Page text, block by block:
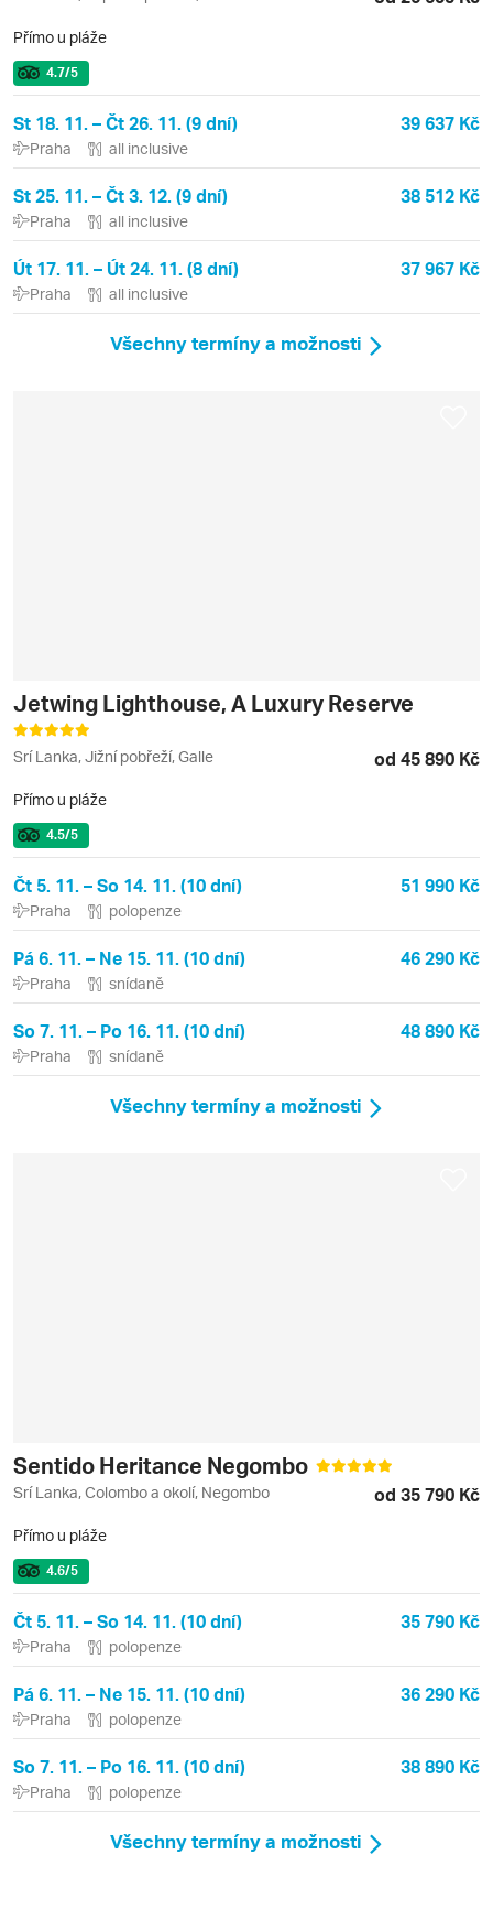
Přímo u pláže
4.7/5
St 18. 11. – Čt 26. 11. (9 dní) 39 637 Kč
Praha all inclusive
St 25. 11. – Čt 3. 12. (9 dní) 38 512 Kč
Praha all inclusive
Út 17. 11. – Út 24. 11. (8 dní) 37 967 Kč
Praha all inclusive
Všechny termíny a možnosti
Jetwing Lighthouse, A Luxury Reserve
Srí Lanka, Jižní pobřeží, Galle od 45 890 Kč
Přímo u pláže
4.5/5
Čt 5. 11. – So 14. 11. (10 dní) 51 990 Kč
Praha polopenze
Pá 6. 11. – Ne 15. 11. (10 dní) 46 290 Kč
Praha snídaně
So 7. 11. – Po 16. 11. (10 dní) 48 890 Kč
Praha snídaně
Všechny termíny a možnosti
Sentido Heritance Negombo
Srí Lanka, Colombo a okolí, Negombo od 35 790 Kč
Přímo u pláže
4.6/5
Čt 5. 11. – So 14. 11. (10 dní) 35 790 Kč
Praha polopenze
Pá 6. 11. – Ne 15. 11. (10 dní) 36 290 Kč
Praha polopenze
So 7. 11. – Po 16. 11. (10 dní) 38 890 Kč
Praha polopenze
Všechny termíny a možnosti